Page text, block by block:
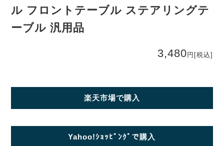
ル フロントテーブル ステアリングテ
ーブル 汎用品
3,480円 [税込]
楽天市場で購入
Yahoo!ｼｮｯﾋﾟﾝｸﾞで購入